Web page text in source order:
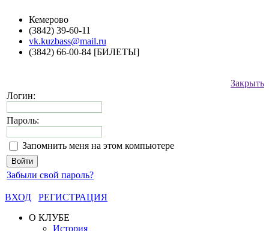
Кемерово
(3842) 39-60-11
vk.kuzbass@mail.ru
(3842) 66-00-84 [БИЛЕТЫ]
Закрыть
Логин:
Пароль:
Запомнить меня на этом компьютере
Забыли свой пароль?
ВХОД
РЕГИСТРАЦИЯ
О КЛУБЕ
История